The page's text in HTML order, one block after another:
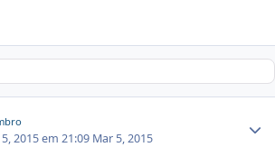
2015 em 21:09 Mar 5, 2015